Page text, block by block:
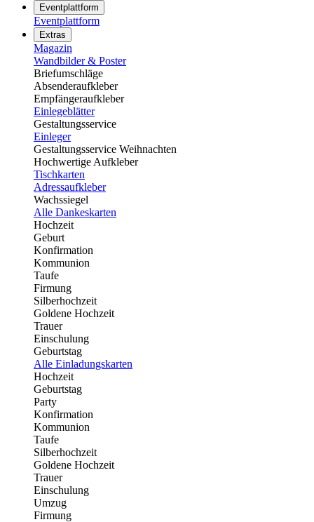
Eventplattform
Eventplattform
Extras
Magazin
Wandbilder & Poster
Briefumschläge
Absenderaufkleber
Empfängeraufkleber
Einlegeblätter
Gestaltungsservice
Einleger
Gestaltungsservice Weihnachten
Hochwertige Aufkleber
Tischkarten
Adressaufkleber
Wachssiegel
Alle Dankeskarten
Hochzeit
Geburt
Konfirmation
Kommunion
Taufe
Firmung
Silberhochzeit
Goldene Hochzeit
Trauer
Einschulung
Geburtstag
Alle Einladungskarten
Hochzeit
Geburtstag
Party
Konfirmation
Kommunion
Taufe
Silberhochzeit
Goldene Hochzeit
Trauer
Einschulung
Umzug
Firmung